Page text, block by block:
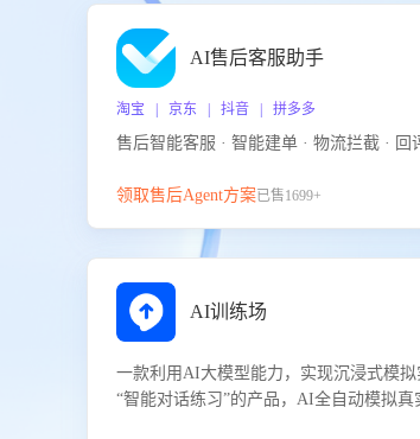
AI售后客服助手
淘宝 | 京东 | 抖音 | 拼多多
售后智能客服
领取售后Agent方案已售1699+
AI训练场
一款利用AI大模型能力，实现沉浸式模拟
“智能对话练习”的产品，AI全自动模拟真